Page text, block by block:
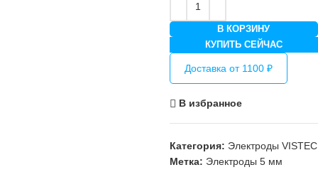
В КОРЗИНУ
КУПИТЬ СЕЙЧАС
Доставка от 1100 ₽
В избранное
Категория: Электроды VISTEC
Метка: Электроды 5 мм